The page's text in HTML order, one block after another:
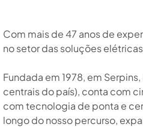
Com mais de 47 anos de
no setor das soluções
Fundada em 1978, em
centrais do país), conta com
com tecnologia de ponta e
longo do nosso percurso,